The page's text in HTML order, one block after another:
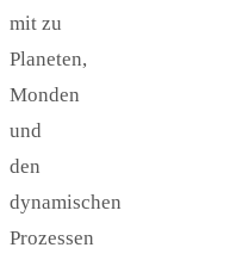
mit zu
Planeten,
Monden
und
den
dynamischen
Prozessen